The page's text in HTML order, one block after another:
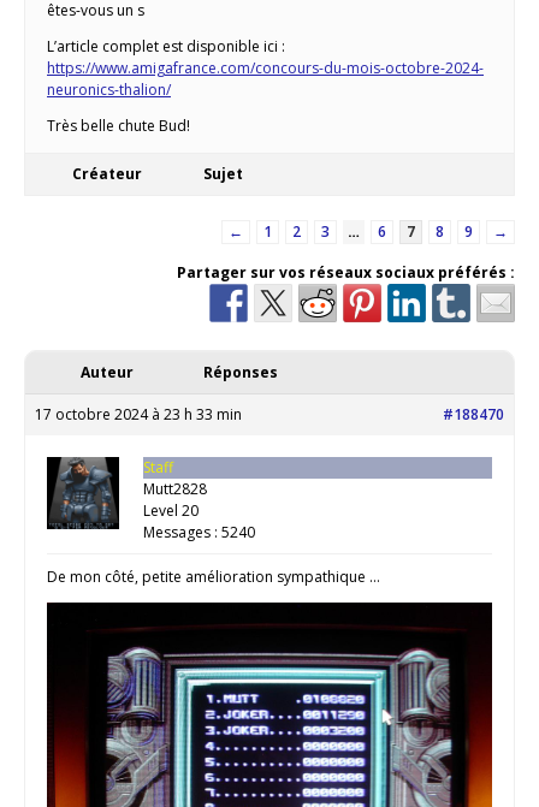
êtes-vous un s
L’article complet est disponible ici :
https://www.amigafrance.com/concours-du-mois-octobre-2024-
neuronics-thalion/
Très belle chute Bud!
Créateur Sujet
← 1 2 3 … 6 7 8 9
→
Partager sur vos réseaux sociaux préférés :
Auteur Réponses
17 octobre 2024 à 23 h 33 min #188470
Staff
Mutt2828
Level 20
Messages : 5240
De mon côté, petite amélioration sympathique …